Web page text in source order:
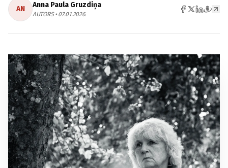
AN Anna Paula Gruzdiņa
AUTORS • 07.01.2026.